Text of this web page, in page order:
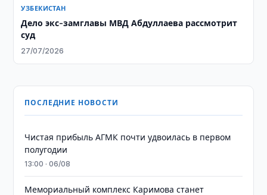
УЗБЕКИСТАН
Дело экс-замглавы МВД Абдуллаева рассмотрит
суд
27/07/2026
ПОСЛЕДНИЕ НОВОСТИ
Чистая прибыль АГМК почти удвоилась в первом
полугодии
13:00 · 06/08
Мемориальный комплекс Каримова станет